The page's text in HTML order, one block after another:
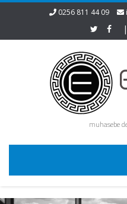
0256 811 44 09
|
muhasebe